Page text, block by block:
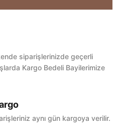
siz yapın!
siparişlerinizde geçerli
Kargo Bedeli Bayilerimize
aynı gün kargoya verilir.